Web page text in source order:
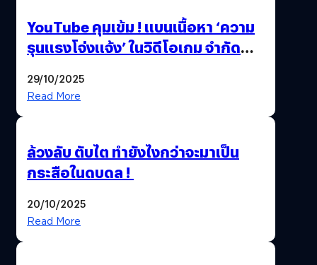
YouTube คุมเข้ม ! แบนเนื้อหา ‘ความ
รุนแรงโจ่งแจ้ง’ ในวิดีโอเกม จำกัด
29/10/2025
Read More
ล้วงลับ ตับไต ทำยังไงกว่าจะมาเป็น
กระสือในดบดล !
20/10/2025
Read More